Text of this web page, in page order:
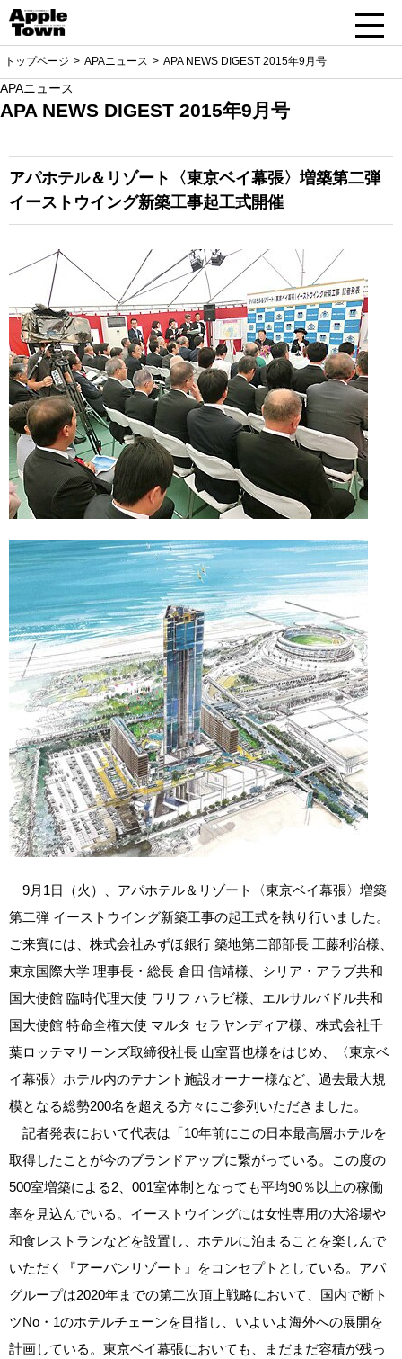
トップページ APAニュース APA NEWS DIGEST 2015年9月号
APAニュース
APA NEWS DIGEST 2015年9月号
アパホテル＆リゾート〈東京ベイ幕張〉増築第二弾
イーストウイング新築工事起工式開催
9月1日（火）、アパホテル＆リゾート〈東京ベイ幕張〉増築
第二弾 イーストウイング新築工事の起工式を執り行いました。
ご来賓には、株式会社みずほ銀行 築地第二部部長 工藤利治様、
東京国際大学 理事長・総長 倉田 信靖様、シリア・アラブ共和
国大使館 臨時代理大使 ワリフ ハラビ様、エルサルバドル共和
国大使館 特命全権大使 マルタ セラヤンディア様、株式会社千
葉ロッテマリーンズ取締役社長 山室晋也様をはじめ、〈東京ベ
イ幕張〉ホテル内のテナント施設オーナー様など、過去最大規
模となる総勢200名を超える方々にご参列いただきました。
記者発表において代表は「10年前にこの日本最高層ホテルを
取得したことが今のブランドアップに繋がっている。この度の
500室増築による2、001室体制となっても平均90％以上の稼働
率を見込んでいる。イーストウイングには女性専用の大浴場や
和食レストランなどを設置し、ホテルに泊まることを楽しんで
いただく『アーバンリゾート』をコンセプトとしている。アパ
グループは2020年までの第二次頂上戦略において、国内で断ト
ツNo・1のホテルチェーンを目指し、いよいよ海外への展開を
計画している。東京ベイ幕張においても、まだまだ容積が残っ